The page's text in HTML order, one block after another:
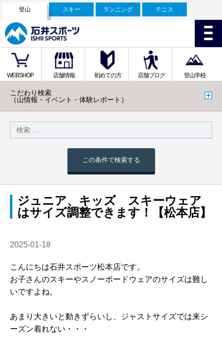
登山 スキー ランニング テニス
WEBSHOP 店舗情報 初めての方 店舗ブログ 登山学校
こだわり検索
（山情報・イベント・体験レポート）
この条件で検索する
ジュニア、キッズ スキーウェア
はサイズ調整できます！【松本店】
2025-01-18
こんにちは石井スポーツ松本店です。
お子さんのスキーやスノーボードウェアのサイズは難し
いですよね。
あまり大きいと動きずらいし、ジャストサイズでは来シ
ーズン着れない・・・